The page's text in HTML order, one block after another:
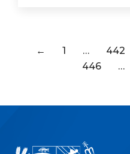
← 1 … 442
446
…